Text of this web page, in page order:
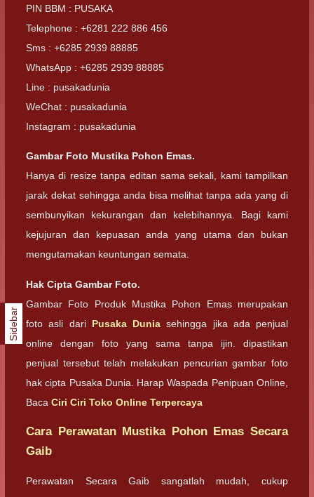
PIN BBM : PUSAKA
Telephone : +6281 222 886 456
Sms : +6285 2939 88885
WhatsApp : +6285 2939 88885
Line : pusakadunia
WeChat : pusakadunia
Instagram : pusakadunia
Gambar Foto Mustika Pohon Emas.
Hanya di resize tanpa editan sama sekali, kami tampilkan
jarak dekat sehingga anda bisa melihat tanpa ada yang di
sembunyikan kekurangan dan kelebihannya. Bagi kami
kejujuran dan kepuasan anda yang utama dan bukan
mengutamakan keuntungan semata.
Hak Cipta Gambar Foto.
Gambar Foto Produk Mustika Pohon Emas merupakan
foto asli dari Pusaka Dunia sehingga jika ada penjual
online dengan foto yang sama tanpa ijin. dipastikan
penjual tersebut telah melakukan pencurian gambar foto
hak cipta Pusaka Dunia. Harap Waspada Penipuan Online,
Baca Ciri Ciri Toko Online Terpercaya
Cara Perawatan Mustika Pohon Emas Secara
Gaib
Perawatan Secara Gaib sangatlah mudah, cukup
Sidebar